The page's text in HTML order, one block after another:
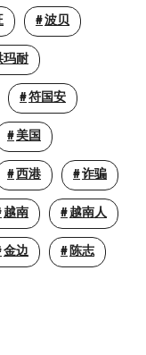
波贝
玛耐
符国安
美国
西港 诈骗
越南 越南人
金边 陈志